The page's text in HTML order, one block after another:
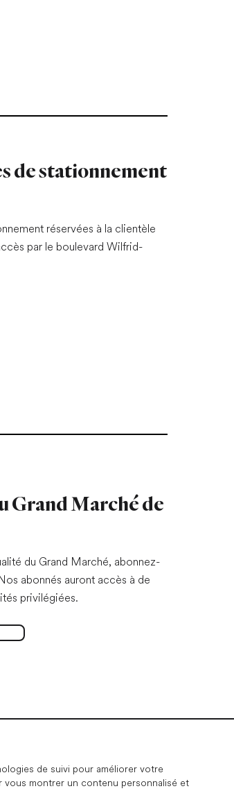
de suivi pour améliorer votre
montrer un contenu personnalisé et
de stationnement
réservées à la clientèle
par le boulevard Wilfrid-
Grand Marché de
du Grand Marché, abonnez-
abonnés auront accès à de
privilégiées.
un nouvel onglet